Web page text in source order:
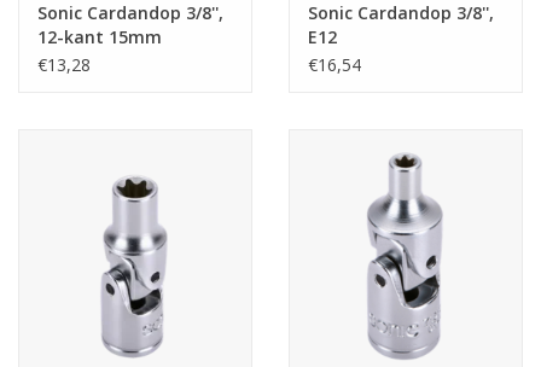
Luchtgereedschap
Competition tools
Sonic Cardandop 3/8'',
12-kant 15mm
€13,28
Sonic Cardandop 3/8'',
E12
€16,54